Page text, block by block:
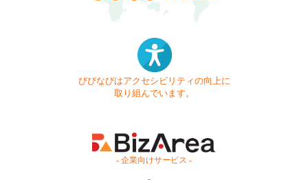
びびなびはアクセシビリティの向上に
取り組んでいます。
- 企業向けサービス -